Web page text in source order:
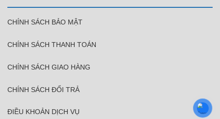
CHÍNH SÁCH BẢO MẬT
CHÍNH SÁCH THANH TOÁN
CHÍNH SÁCH GIAO HÀNG
CHÍNH SÁCH ĐỔI TRẢ
ĐIỀU KHOẢN DỊCH VỤ